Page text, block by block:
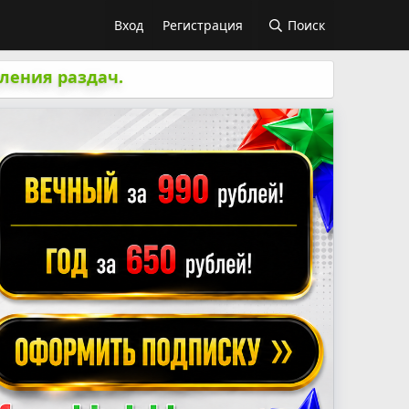
Вход Регистрация Поиск
раздач.